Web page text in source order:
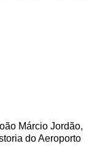
Márcio Jordão,
do Aeroporto